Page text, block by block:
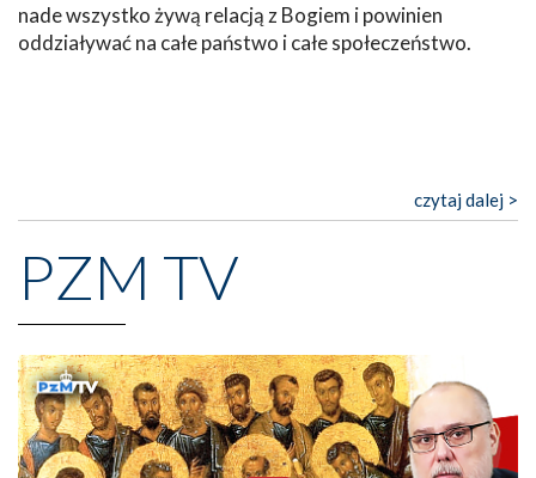
nade wszystko żywą relacją z Bogiem i powinien
oddziaływać na całe państwo i całe społeczeństwo.
czytaj dalej >
PZM TV